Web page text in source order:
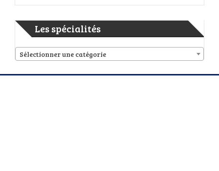
Les spécialités
Sélectionner une catégorie